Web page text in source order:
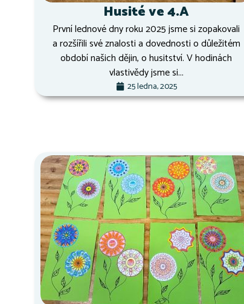
Husité ve 4.A
První lednové dny roku 2025 jsme si zopakovali
a rozšířili své znalosti a dovednosti o důležitém
období našich dějin, o husitství. V hodinách
vlastivědy jsme si...
25 ledna, 2025